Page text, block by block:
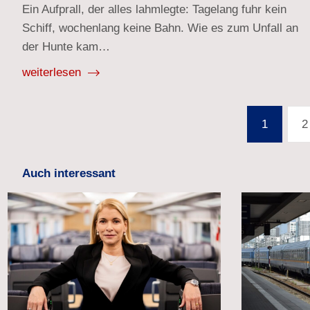
Ein Aufprall, der alles lahmlegte: Tagelang fuhr kein
Schiff, wochenlang keine Bahn. Wie es zum Unfall an
der Hunte kam…
weiterlesen
Beiträge
1 2
Auch interessant